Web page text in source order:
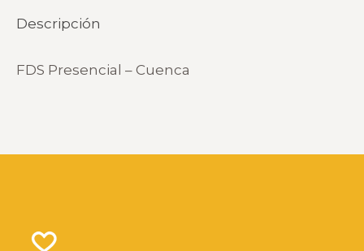
Descripción
FDS Presencial – Cuenca